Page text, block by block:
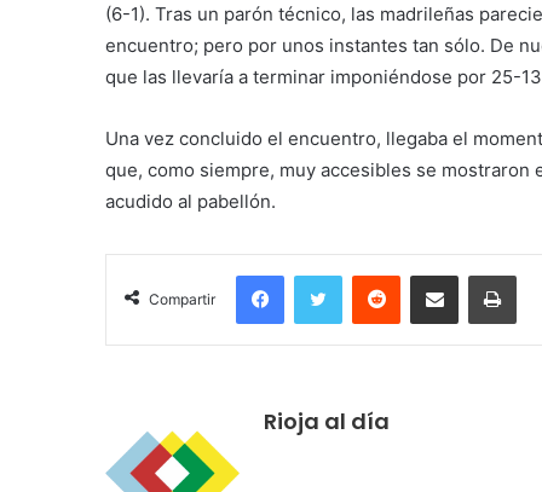
(6-1). Tras un parón técnico, las madrileñas
encuentro; pero por unos instantes tan sólo. De
que las llevaría a terminar imponiéndose por 25-
Una vez concluido el encuentro, llegaba el
que, como siempre, muy accesibles se
acudido al pabellón.
Compartir
Rioja al día